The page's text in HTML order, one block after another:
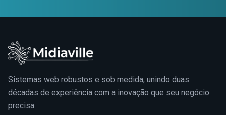
Sistemas web robustos e sob medida, unindo duas
décadas de experiência com a inovação que seu negócio
precisa.